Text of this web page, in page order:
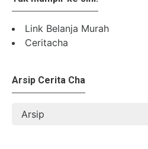
Link Belanja Murah
Ceritacha
Arsip Cerita Cha